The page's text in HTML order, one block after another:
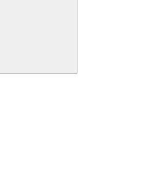
Buscar